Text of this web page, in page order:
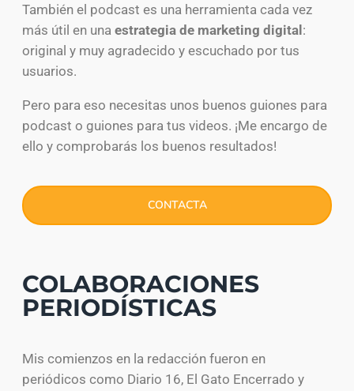
También el podcast es una herramienta cada vez
más útil en una estrategia de marketing digital:
original y muy agradecido y escuchado por tus
usuarios.
Pero para eso necesitas unos buenos guiones para
podcast o guiones para tus videos. ¡Me encargo de
ello y comprobarás los buenos resultados!
CONTACTA
COLABORACIONES
PERIODÍSTICAS
Mis comienzos en la redacción fueron en
periódicos como Diario 16, El Gato Encerrado y